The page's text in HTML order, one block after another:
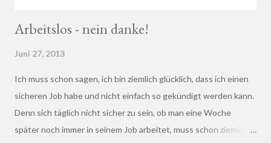
Arbeitslos - nein danke!
Juni 27, 2013
Ich muss schon sagen, ich bin ziemlich glücklich, dass ich einen
sicheren Job habe und nicht einfach so gekündigt werden kann.
Denn sich täglich nicht sicher zu sein, ob man eine Woche
später noch immer in seinem Job arbeitet, muss schon ziemlich